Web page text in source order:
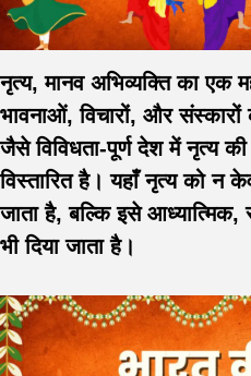
नृत्य, मानव अभिव्यक्ति का एक
भावनाओं, विचारों, और संस्कारों
जैसे विविधता-पूर्ण देश में नृत्य
विस्तारित है। यहाँ नृत्य को
जाता है, बल्कि इसे आध्यात्मिक,
भी दिया जाता है।